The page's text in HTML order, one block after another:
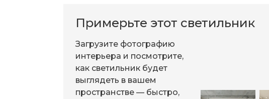
Примерьте этот светильник
Загрузите фотографию
интерьера и посмотрите,
как светильник будет
выглядеть в вашем
пространстве — быстро,